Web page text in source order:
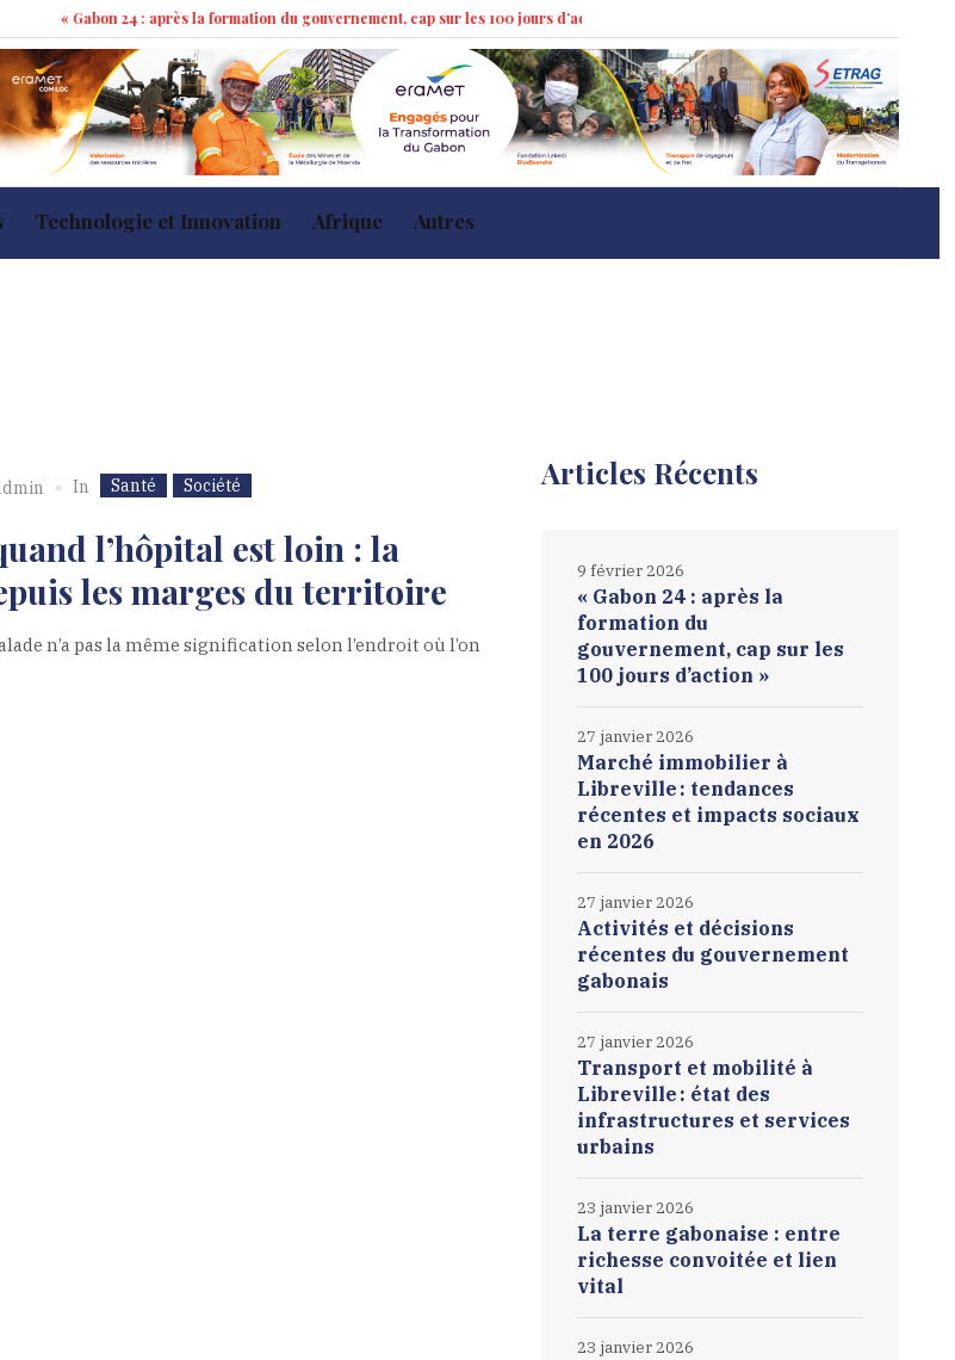
Gabon 24 : après la formation du gouvernement, cap sur les 100 jours d’action » Marché immobilier à Libreville : tendances récentes
Technologie et Innovation Afrique Autres
In Santé Société
l’hôpital est loin : la
les marges du territoire
n’a pas la même signification selon l’endroit où l’on
Articles Récents
« Gabon 24 : après la
formation du
gouvernement, cap sur les
100 jours d’action »
9 février 2026
Marché immobilier à
Libreville : tendances
récentes et impacts sociaux
en 2026
27 janvier 2026
Activités et décisions
récentes du gouvernement
gabonais
27 janvier 2026
Transport et mobilité à
Libreville : état des
infrastructures et services
urbains
27 janvier 2026
La terre gabonaise : entre
richesse convoitée et lien
vital
23 janvier 2026
23 janvier 2026